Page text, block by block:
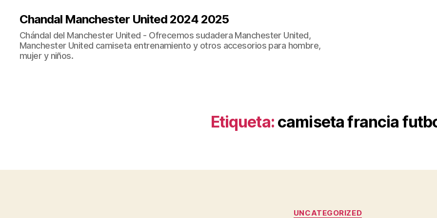
Chandal Manchester United 2024 2025
Chándal del Manchester United - Ofrecemos sudadera Manchester United,
Manchester United camiseta entrenamiento y otros accesorios para hombre,
mujer y niños.
Etiqueta: camiseta francia
Categorías
UNCATEGORIZED